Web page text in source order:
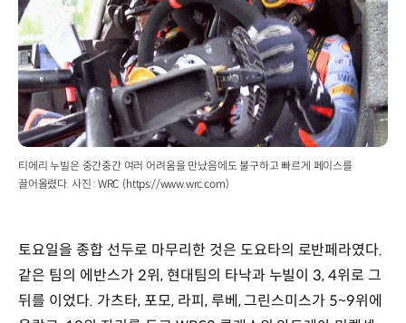
티에리 누빌은 중간중간 여러 어려움을 만났음에도 불구하고 빠르게 페이스를
끌어올렸다. 사진 : WRC (https://www.wrc.com)
토요일을 종합 선두로 마무리한 것은 도요타의 로반페라였다.
같은 팀의 에반스가 2위, 현대팀의 타낙과 누빌이 3, 4위로 그
뒤를 이었다. 가츠타, 포모, 라피, 루베, 그린스미스가 5~9위에